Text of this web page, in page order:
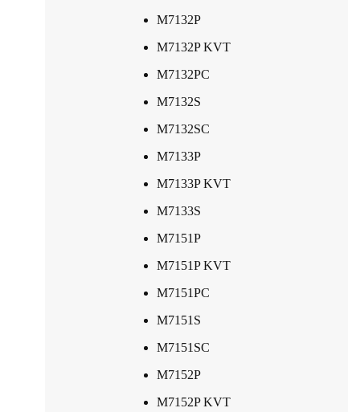
M7132P
M7132P KVT
M7132PC
M7132S
M7132SC
M7133P
M7133P KVT
M7133S
M7151P
M7151P KVT
M7151PC
M7151S
M7151SC
M7152P
M7152P KVT